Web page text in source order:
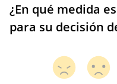
¿En qué medida
para su decisión